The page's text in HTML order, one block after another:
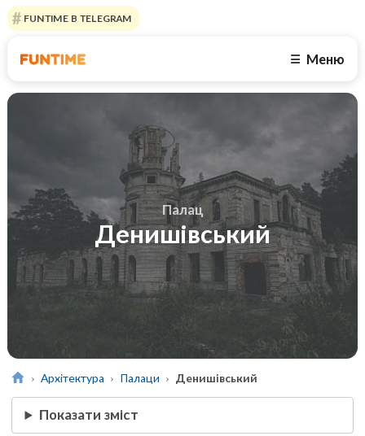
FUNTIME В TELEGRAM
☰ Меню
Палац
Денишівський
Архітектура Палаци Денишівський
Показати зміст